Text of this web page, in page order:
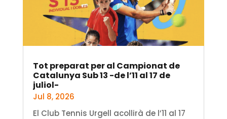
Tot preparat per al Campionat de
Catalunya Sub 13 -de l’11 al 17 de
juliol-
Jul 8, 2026
El Club Tennis Urgell acollirà de l’11 al 17